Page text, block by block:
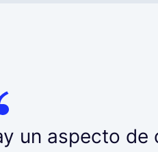
un aspecto de